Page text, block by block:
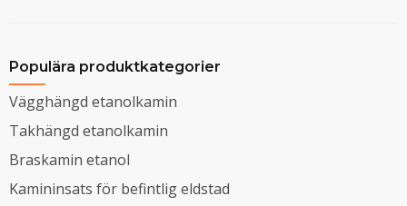
Populära produktkategorier
Vägghängd etanolkamin
Takhängd etanolkamin
Braskamin etanol
Kamininsats för befintlig eldstad